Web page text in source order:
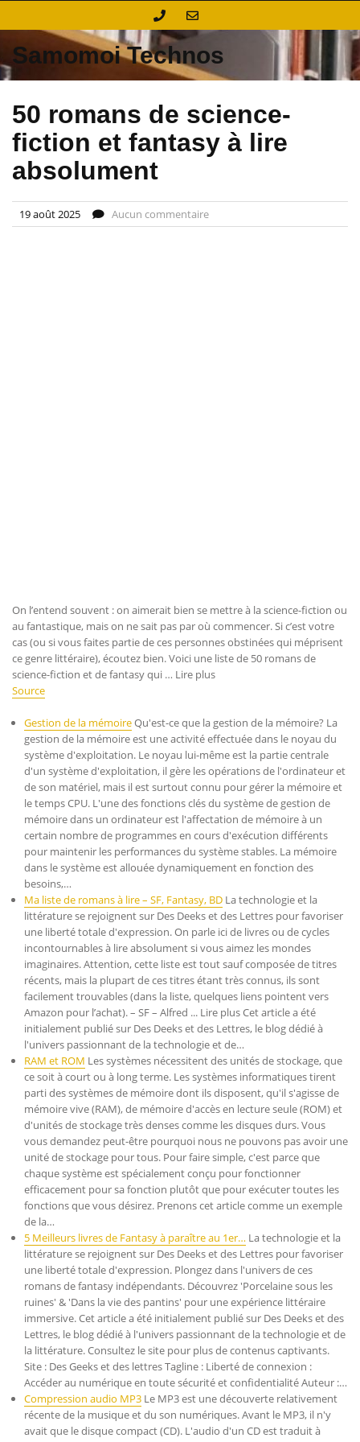
Samomoi Technos
50 romans de science-
fiction et fantasy à lire
absolument
19 août 2025 Aucun commentaire
On l’entend souvent : on aimerait bien se mettre à la science-fiction ou
au fantastique, mais on ne sait pas par où commencer. Si c’est votre
cas (ou si vous faites partie de ces personnes obstinées qui méprisent
ce genre littéraire), écoutez bien. Voici une liste de 50 romans de
science-fiction et de fantasy qui … Lire plus
Source
Gestion de la mémoireQu'est-ce que la gestion de la mémoire? La
gestion de la mémoire est une activité effectuée dans le noyau du
système d'exploitation. Le noyau lui-même est la partie centrale
d'un système d'exploitation, il gère les opérations de l'ordinateur et
de son matériel, mais il est surtout connu pour gérer la mémoire et
le temps CPU. L'une des fonctions clés du système de gestion de
mémoire dans un ordinateur est l'affectation de mémoire à un
certain nombre de programmes en cours d'exécution différents
pour maintenir les performances du système stables. La mémoire
dans le système est allouée dynamiquement en fonction des
besoins,…
Ma liste de romans à lire – SF, Fantasy, BD La technologie et la
littérature se rejoignent sur Des Deeks et des Lettres pour favoriser
une liberté totale d'expression. On parle ici de livres ou de cycles
incontournables à lire absolument si vous aimez les mondes
imaginaires. Attention, cette liste est tout sauf composée de titres
récents, mais la plupart de ces titres étant très connus, ils sont
facilement trouvables (dans la liste, quelques liens pointent vers
Amazon pour l’achat). – SF – Alfred ... Lire plus Cet article a été
initialement publié sur Des Deeks et des Lettres, le blog dédié à
l'univers passionnant de la technologie et de…
RAM et ROM Les systèmes nécessitent des unités de stockage, que
ce soit à court ou à long terme. Les systèmes informatiques tirent
parti des systèmes de mémoire dont ils disposent, qu'il s'agisse de
mémoire vive (RAM), de mémoire d'accès en lecture seule (ROM) et
d'unités de stockage très denses comme les disques durs. Vous
vous demandez peut-être pourquoi nous ne pouvons pas avoir une
unité de stockage pour tous. Pour faire simple, c'est parce que
chaque système est spécialement conçu pour fonctionner
efficacement pour sa fonction plutôt que pour exécuter toutes les
fonctions que vous désirez. Prenons cet article comme un exemple
de la…
5 Meilleurs livres de Fantasy à paraître au 1er… La technologie et la
littérature se rejoignent sur Des Deeks et des Lettres pour favoriser
une liberté totale d'expression. Plongez dans l'univers de ces
romans de fantasy indépendants. Découvrez 'Porcelaine sous les
ruines' & 'Dans la vie des pantins' pour une expérience littéraire
immersive. Cet article a été initialement publié sur Des Deeks et des
Lettres, le blog dédié à l'univers passionnant de la technologie et de
la littérature. Consultez le site pour plus de contenus captivants.
Site : Des Geeks et des lettres Tagline : Liberté de connexion :
Accéder au numérique en toute sécurité et confidentialité Auteur :…
Compression audio MP3 Le MP3 est une découverte relativement
récente de la musique et du son numériques. Avant le MP3, il n'y
avait que le disque compact (CD). L'audio d'un CD est traduit à